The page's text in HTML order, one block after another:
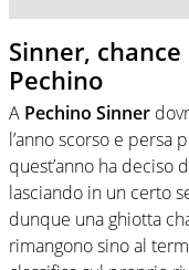
Sinner,
Pechino
A Pechino Sinner
l’anno scorso e persa
quest’anno ha deciso
lasciando in un certo
dunque una ghiotta
rimangono sino al